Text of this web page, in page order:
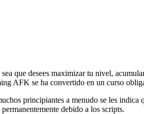
sea que desees maximizar tu nivel,
AFK se ha convertido en un curso
principiantes a menudo se les indica
debido a los scripts.